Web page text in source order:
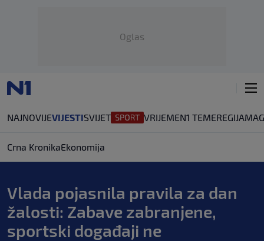
Oglas
NAJNOVIJEVIJESTISVIJET VRIJEMEN1 TEMEREGIJA
Crna KronikaEkonomija
Vlada pojasnila pravila za dan
žalosti: Zabave zabranjene,
sportski događaji ne